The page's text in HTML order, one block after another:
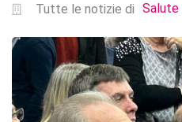
Tutte le notizie di Salute